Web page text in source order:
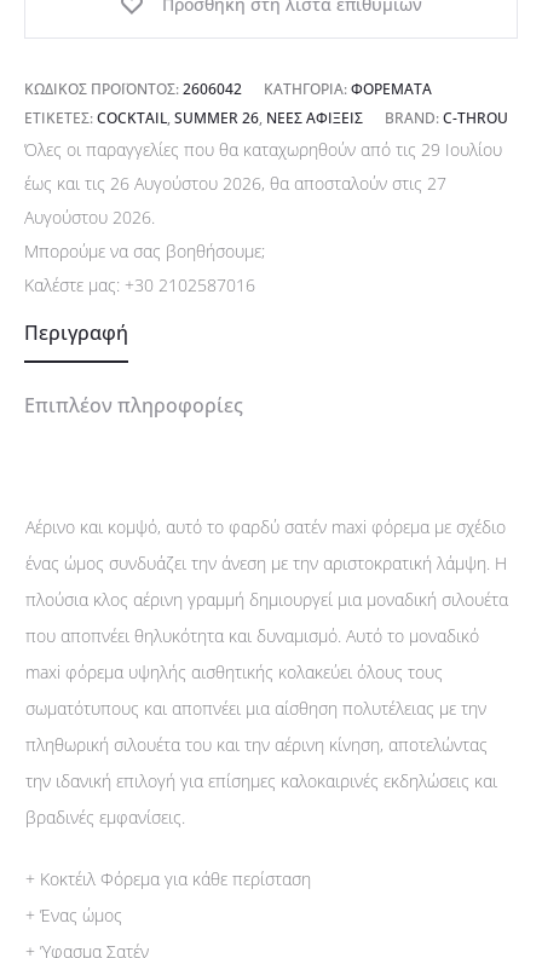
ΚΩΔΙΚΌΣ ΠΡΟΪΌΝΤΟΣ:2606042 ΚΑΤΗΓΟΡΊΑ:ΦΟΡΈΜΑΤΑ
ΕΤΙΚΈΤΕΣ:COCKTAIL,SUMMER 26, ΝΈΕΣ ΑΦΊΞΕΙΣ BRAND:C-THROU
Όλες οι παραγγελίες που θα καταχωρηθούν από τις 29 Ιουλίου
έως και τις 26 Αυγούστου 2026, θα αποσταλούν στις 27
Αυγούστου 2026.
Μπορούμε να σας βοηθήσουμε;
Καλέστε μας: +30 2102587016
Περιγραφή
Επιπλέον πληροφορίες
Αέρινο και κομψό, αυτό το φαρδύ σατέν maxi φόρεμα με σχέδιο
ένας ώμος συνδυάζει την άνεση με την αριστοκρατική λάμψη. Η
πλούσια κλος αέρινη γραμμή δημιουργεί μια μοναδική σιλουέτα
που αποπνέει θηλυκότητα και δυναμισμό. Αυτό το μοναδικό
maxi φόρεμα υψηλής αισθητικής κολακεύει όλους τους
σωματότυπους και αποπνέει μια αίσθηση πολυτέλειας με την
πληθωρική σιλουέτα του και την αέρινη κίνηση, αποτελώντας
την ιδανική επιλογή για επίσημες καλοκαιρινές εκδηλώσεις και
βραδινές εμφανίσεις.
+ Κοκτέιλ Φόρεμα για κάθε περίσταση
+ Ένας ώμος
+ Ύφασμα Σατέν